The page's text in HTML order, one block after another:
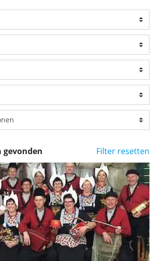
Filter resetten